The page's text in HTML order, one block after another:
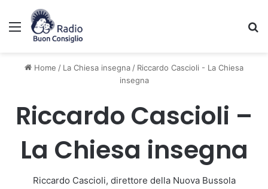
Menu
Home / La Chiesa insegna / Riccardo Cascioli - La Chiesa
insegna
Riccardo Cascioli –
La Chiesa insegna
Riccardo Cascioli, direttore della Nuova Bussola